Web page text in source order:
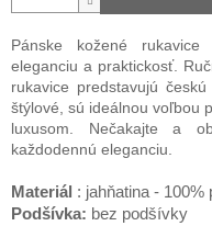
Pánske kožené
eleganciu a praktickosť.
rukavice predstavujú
štýlové, sú ideálnou voľbou
luxusom. Nečakajte a
každodennú eleganciu.
Materiál : jahňatina - 100%
Podšívka: bez podšívky